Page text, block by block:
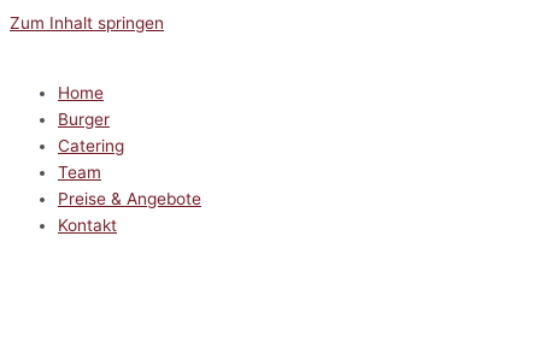
Zum Inhalt springen
Home
Burger
Catering
Team
Preise & Angebote
Kontakt